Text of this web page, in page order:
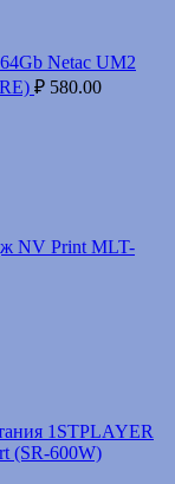
Netac UM2
₽ 580.00
NV Print MLT-
1STPLAYER
(SR-600W)